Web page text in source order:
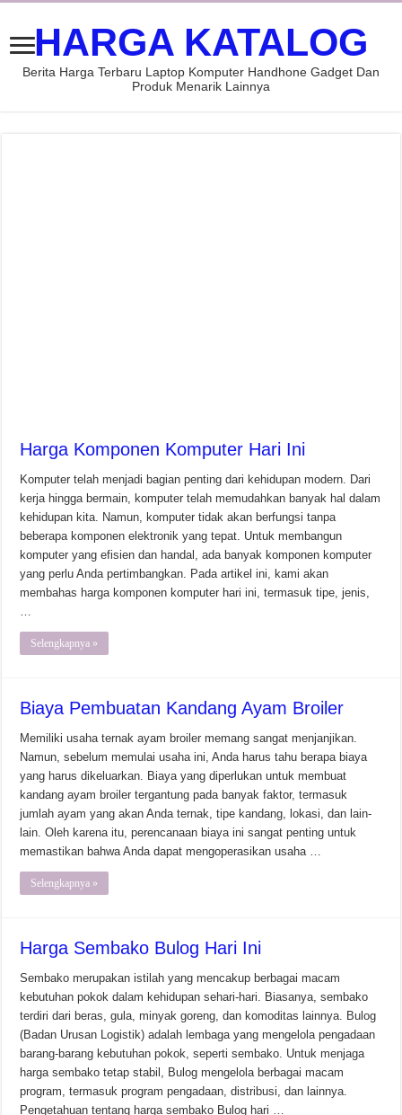
HARGA KATALOG
Berita Harga Terbaru Laptop Komputer Handhone Gadget Dan
Produk Menarik Lainnya
Harga Komponen Komputer Hari Ini
Komputer telah menjadi bagian penting dari kehidupan modern. Dari
kerja hingga bermain, komputer telah memudahkan banyak hal dalam
kehidupan kita. Namun, komputer tidak akan berfungsi tanpa
beberapa komponen elektronik yang tepat. Untuk membangun
komputer yang efisien dan handal, ada banyak komponen komputer
yang perlu Anda pertimbangkan. Pada artikel ini, kami akan
membahas harga komponen komputer hari ini, termasuk tipe, jenis,
…
Selengkapnya »
Biaya Pembuatan Kandang Ayam Broiler
Memiliki usaha ternak ayam broiler memang sangat menjanjikan.
Namun, sebelum memulai usaha ini, Anda harus tahu berapa biaya
yang harus dikeluarkan. Biaya yang diperlukan untuk membuat
kandang ayam broiler tergantung pada banyak faktor, termasuk
jumlah ayam yang akan Anda ternak, tipe kandang, lokasi, dan lain-
lain. Oleh karena itu, perencanaan biaya ini sangat penting untuk
memastikan bahwa Anda dapat mengoperasikan usaha …
Selengkapnya »
Harga Sembako Bulog Hari Ini
Sembako merupakan istilah yang mencakup berbagai macam
kebutuhan pokok dalam kehidupan sehari-hari. Biasanya, sembako
terdiri dari beras, gula, minyak goreng, dan komoditas lainnya. Bulog
(Badan Urusan Logistik) adalah lembaga yang mengelola pengadaan
barang-barang kebutuhan pokok, seperti sembako. Untuk menjaga
harga sembako tetap stabil, Bulog mengelola berbagai macam
program, termasuk program pengadaan, distribusi, dan lainnya.
Pengetahuan tentang harga sembako Bulog hari …